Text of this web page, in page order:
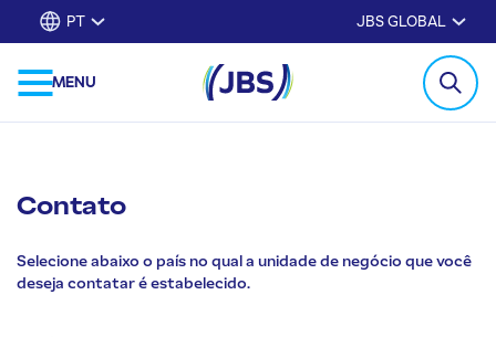
PT JBS GLOBAL
MENU
Contato
Selecione abaixo o país no qual a unidade de negócio que você
deseja contatar é estabelecido.